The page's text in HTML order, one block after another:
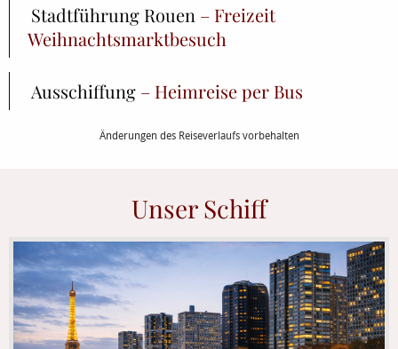
Stadtführung Rouen – Freizeit
Weihnachtsmarktbesuch
Ausschiffung – Heimreise per Bus
Änderungen des Reiseverlaufs vorbehalten
Unser Schiff